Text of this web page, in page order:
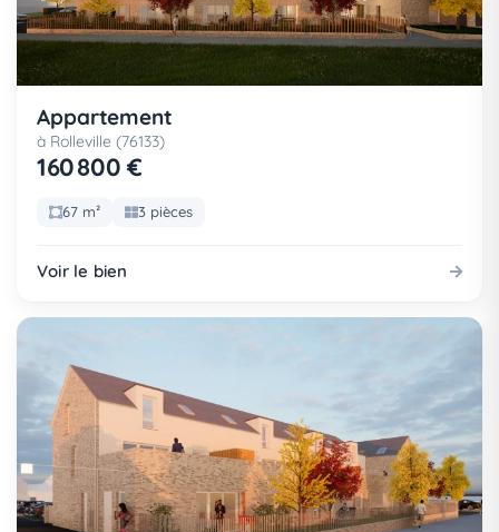
Appartement
à Rolleville (76133)
160 800 €
67 m² 3 pièces
Voir le bien